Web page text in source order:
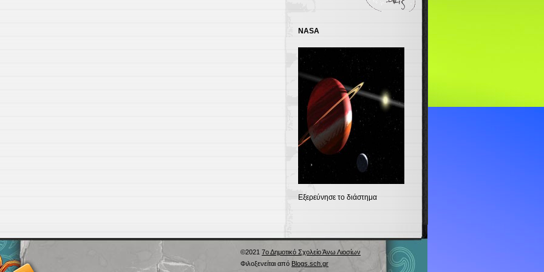
NASA
Εξερεύνησε το διάστημα
©2021 7ο Δημοτικό Σχολείο Άνω Λιοσίων
Φιλοξενείται από Blogs.sch.gr